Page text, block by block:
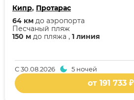
Кипр, Протарас
150 м до пляжа , 1 линия
Песчаный пляж
64 км до аэропорта
С30.08.2026 5 ночей
от 191 733 ₽